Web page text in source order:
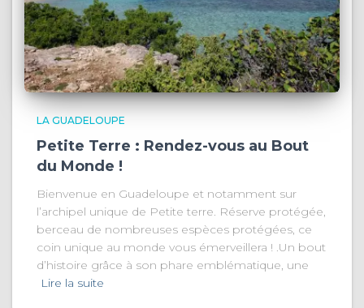
LA GUADELOUPE
Petite Terre : Rendez-vous au Bout
du Monde !
Bienvenue en Guadeloupe et notamment sur
l’archipel unique de Petite terre. Réserve protégée,
berceau de nombreuses espèces protégées, ce
coin unique au monde vous émerveillera ! .Un bout
d’histoire grâce à son phare emblématique, une
Lire la suite